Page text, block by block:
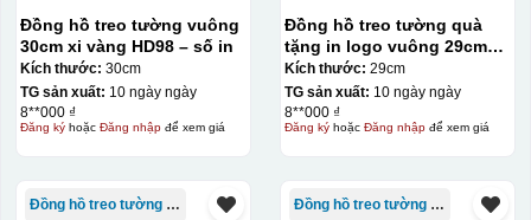
Đồng hồ treo tường vuông
30cm xi vàng HD98 – số in
Kích thước: 30cm
TG sản xuất: 10 ngày ngày
8**000 ₫
Đăng kýhoặc Đăng nhậpđể xem giá
Đồng hồ treo tường quà
tặng in logo vuông 29cm
sơn màu số in KQ-DH08
Kích thước: 29cm
TG sản xuất: 10 ngày ngày
8**000 ₫
Đăng kýhoặc Đăng nhậpđể xem giá
Đồng hồ treo tường giá rẻ Đồng hồ treo tường giá rẻ